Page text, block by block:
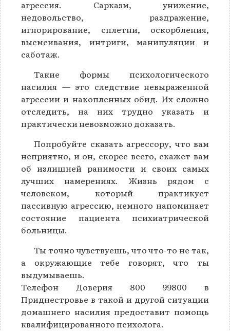
агрессия. Сарказм, унижение,
недовольство, раздражение,
игнорирование, сплетни, оскорбления,
высмеивания, интриги, манипуляции и
саботаж.
Такие формы психологического
насилия — это следствие невыраженной
агрессии и накопленных обид. Их сложно
отследить, на них трудно указать и
практически невозможно доказать.
Попробуйте сказать агрессору, что вам
неприятно, и он, скорее всего, скажет вам
об излишней ранимости и своих самых
лучших намерениях. Жизнь рядом с
человеком, который практикует
пассивную агрессию, немного напоминает
состояние пациента психиатрической
больницы.
Ты точно чувствуешь, что что-то не так,
а окружающие тебе говорят, что ты
выдумываешь.
Телефон Доверия 800 99800 в
Приднестровье в такой и другой ситуации
домашнего насилия предоставит помощь
квалифицированного психолога.